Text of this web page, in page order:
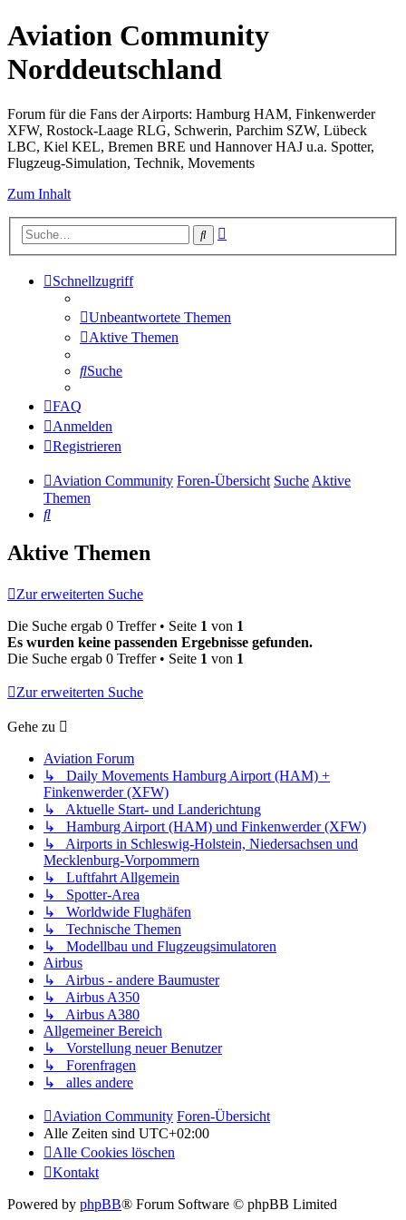
Aviation Community
Norddeutschland
Forum für die Fans der Airports: Hamburg HAM, Finkenwerder
XFW, Rostock-Laage RLG, Schwerin, Parchim SZW, Lübeck
LBC, Kiel KEL, Bremen BRE und Hannover HAJ u.a. Spotter,
Flugzeug-Simulation, Technik, Movements
Zum Inhalt
Suche
Schnellzugriff
Unbeantwortete Themen
Aktive Themen
Suche
FAQ
Anmelden
Registrieren
Aviation Community Foren-Übersicht SucheAktive
Themen
Suche
Aktive Themen
Zur erweiterten Suche
Die Suche ergab 0 Treffer • Seite 1 von 1
Es wurden keine passenden Ergebnisse gefunden.
Die Suche ergab 0 Treffer • Seite 1 von 1
Zur erweiterten Suche
Gehe zu
Aviation Forum
↳ Daily Movements Hamburg Airport (HAM) +
Finkenwerder (XFW)
↳ Aktuelle Start- und Landerichtung
↳ Hamburg Airport (HAM) und Finkenwerder (XFW)
↳ Airports in Schleswig-Holstein, Niedersachsen und
Mecklenburg-Vorpommern
↳ Luftfahrt Allgemein
↳ Spotter-Area
↳ Worldwide Flughäfen
↳ Technische Themen
↳ Modellbau und Flugzeugsimulatoren
Airbus
↳ Airbus - andere Baumuster
↳ Airbus A350
↳ Airbus A380
Allgemeiner Bereich
↳ Vorstellung neuer Benutzer
↳ Forenfragen
↳ alles andere
Aviation Community Foren-Übersicht
Alle Zeiten sind UTC+02:00
Alle Cookies löschen
Kontakt
Powered by phpBB® Forum Software © phpBB Limited